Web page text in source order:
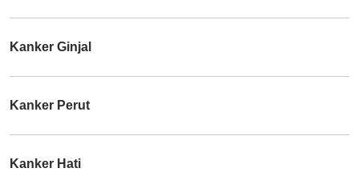
Kanker Ginjal
Kanker Perut
Kanker Hati